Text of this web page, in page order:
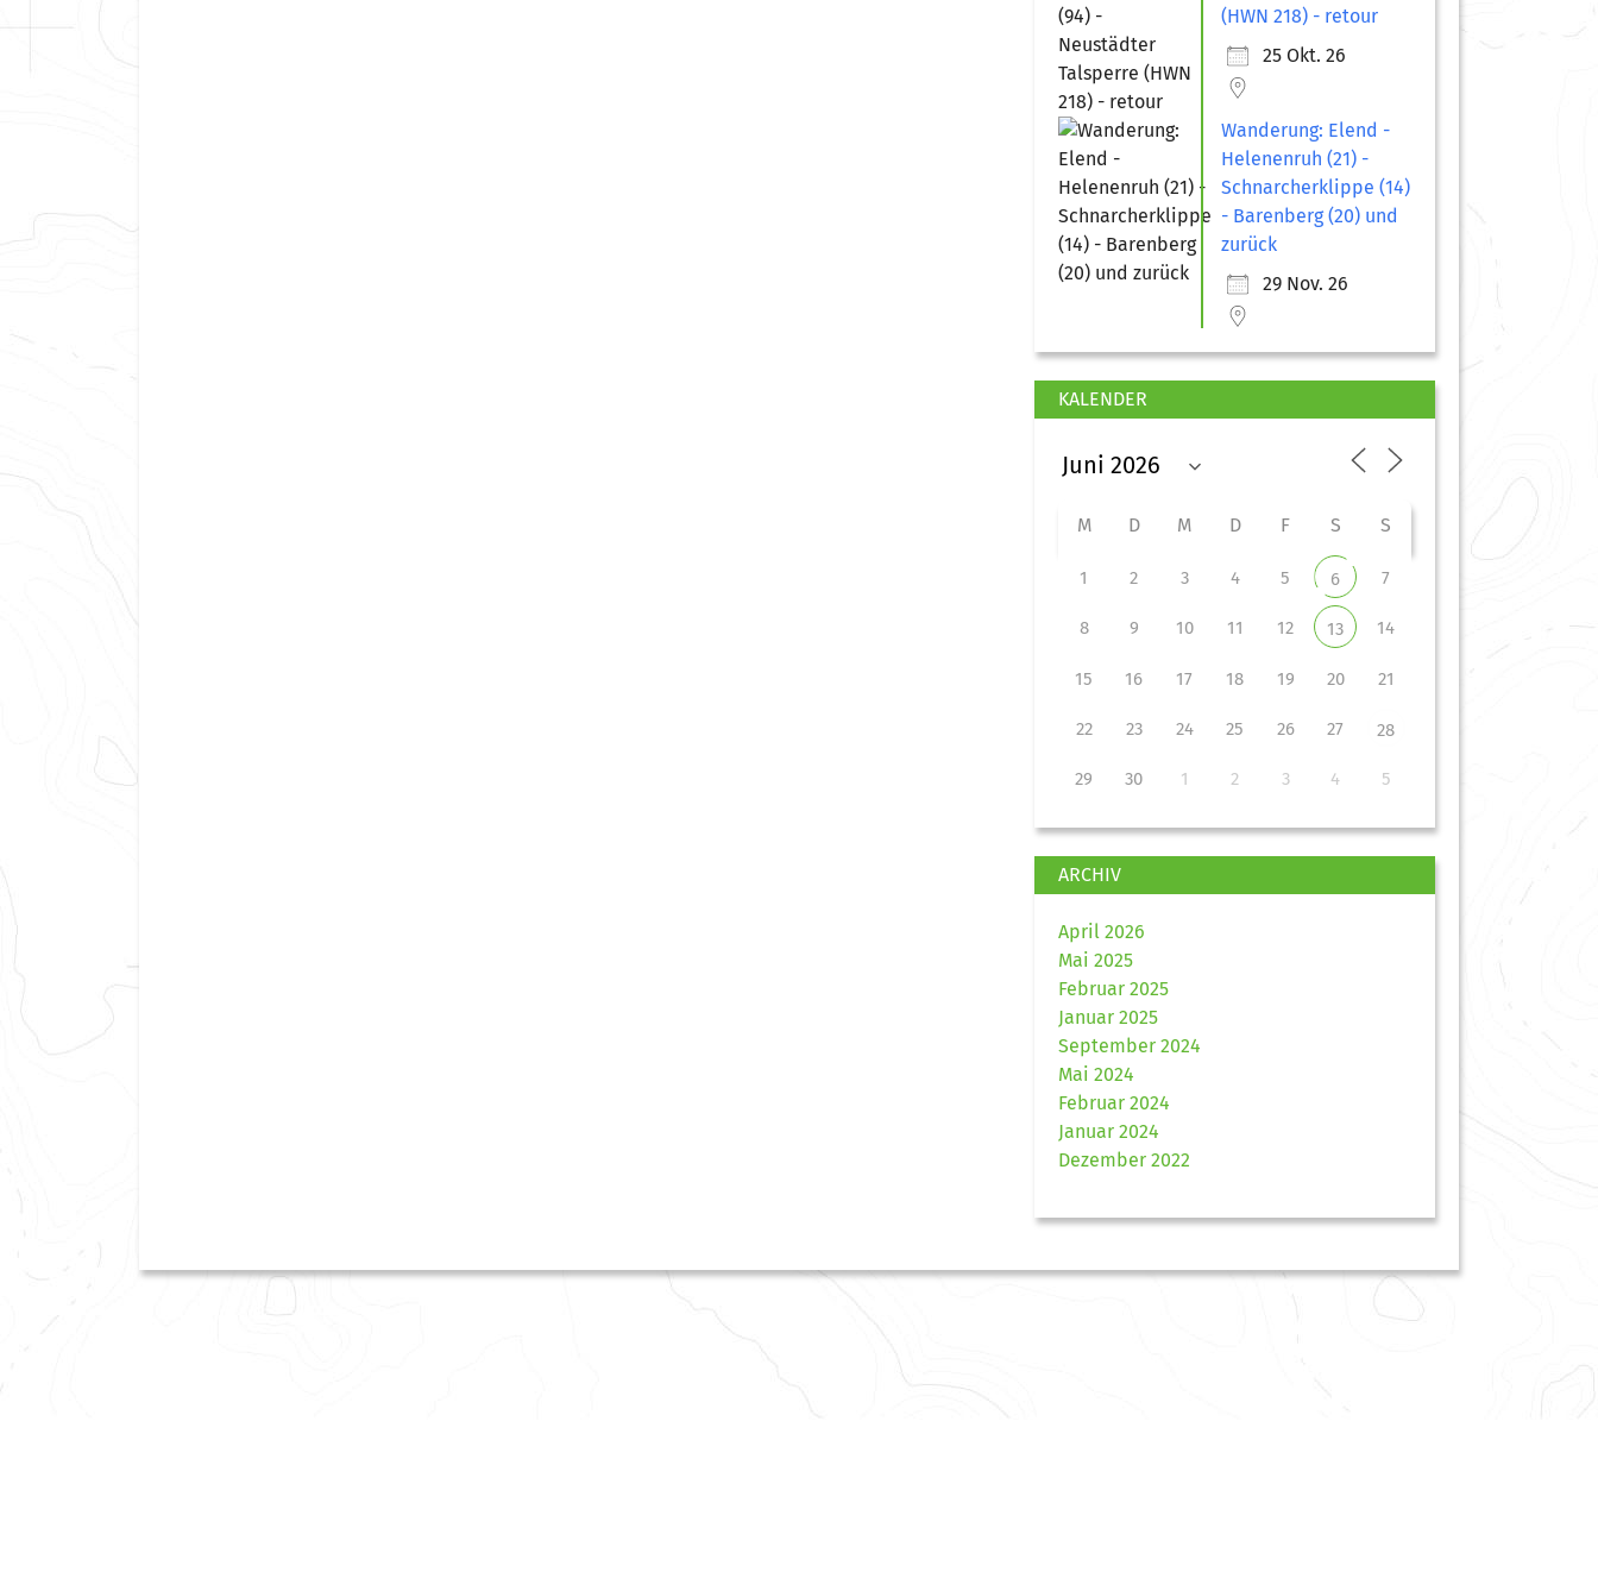
(HWN 218) - retour
25 Okt. 26
Wanderung: Elend -
Helenenruh (21) -
Schnarcherklippe (14)
- Barenberg (20) und
zurück
29 Nov. 26
KALENDER
M D M D F S S
1 2 3 4 5 6 7
8 9 10 11 12 13 14
15 16 17 18 19 20 21
22 23 24 25 26 27 28
29 30 1 2 3 4 5
ARCHIV
April 2026
Mai 2025
Februar 2025
Januar 2025
September 2024
Mai 2024
Februar 2024
Januar 2024
Dezember 2022